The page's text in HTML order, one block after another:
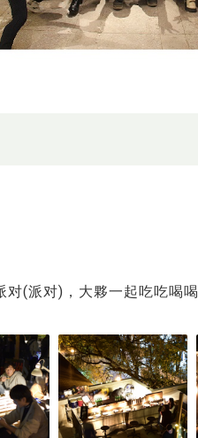
(派对)，大夥一起吃吃喝